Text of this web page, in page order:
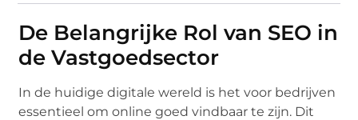
De Belangrijke Rol van SEO in
de Vastgoedsector
In de huidige digitale wereld is het voor bedrijven
essentieel om online goed vindbaar te zijn. Dit